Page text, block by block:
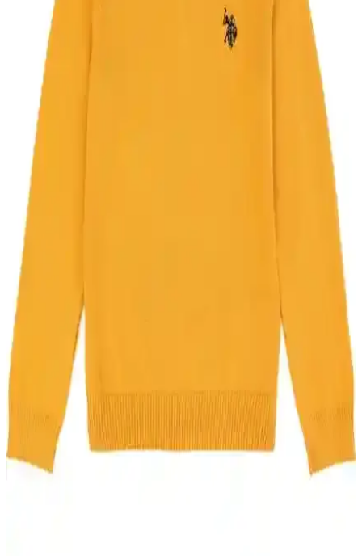
U.S. Polo Assn. erkek çocuk mint tişörtü, %100 pamuk ve nefes
alabilir teknolojisiyle günlük kullanımda şıklık ve konforu bir arada
sunar, hareket özgürlüğü sağlar.
DeFacto Erkek Çocuk Geri Dönüşümlü 2'li Takım:
Şık ve Rahat Günlük Giyim Seçeneği
DeFacto'nun geri dönüşümlü kumaş kullanımıyla çevreye duyarlı
erkek çocuk takımı, rahat ve şık tasarımıyla günlük ve okul
kullanımına uygun, sıcak tutan polar iç yüzeyiyle dikkat çekiyor.
Cigit Erkek Çocuklar İçin Çizgili Mevsimlik Pamuk
Tişörtü Şıklık ve Konfor Sunar
%100 pamuklu, hafif ve rahat tasarımıyla çocukların hareket
özgürlüğünü sağlayan, canlı renklerde şık ve dayanıklı çizgili tişört,
mevsim geçişlerinde ideal tercih.
Sivaist Siyah Erkek Çocuk Montu: Kışa Hazırlık
İçin Modern ve Dayanıklı Seçenek
Sivaist siyah erkek çocuk montu, su geçirmez ve rüzgar korumalı
özellikleriyle soğuk havalarda mükemmel koruma sağlar. Hafif ve
şık tasarımıyla günlük kullanım ve doğa aktiviteleri için ideal.
Defacto Erkek Çocuk Carrot Fit Düz Paça Cepli
Jean Pantolon İncelemesi ve Özellikleri
Defacto'nun erkek çocuklar için tasarladığı carrot fit jean pantolon,
rahatlık ve şıklığı bir arada sunar. Nefes alabilir pamuklu yapısı ve